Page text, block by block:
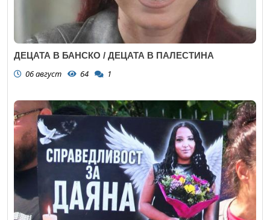
ДЕЦАТА В БАНСКО / ДЕЦАТА В ПАЛЕСТИНА
06 август 64 1